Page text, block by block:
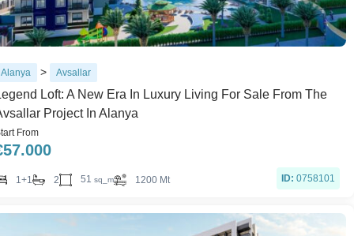
Alanya > Avsallar
Loft: A New Era In Luxury Living For Sale From The
Project In Alanya
From
57.000
1+1 2 51 sq_m 1200 Mt ID: 0758101